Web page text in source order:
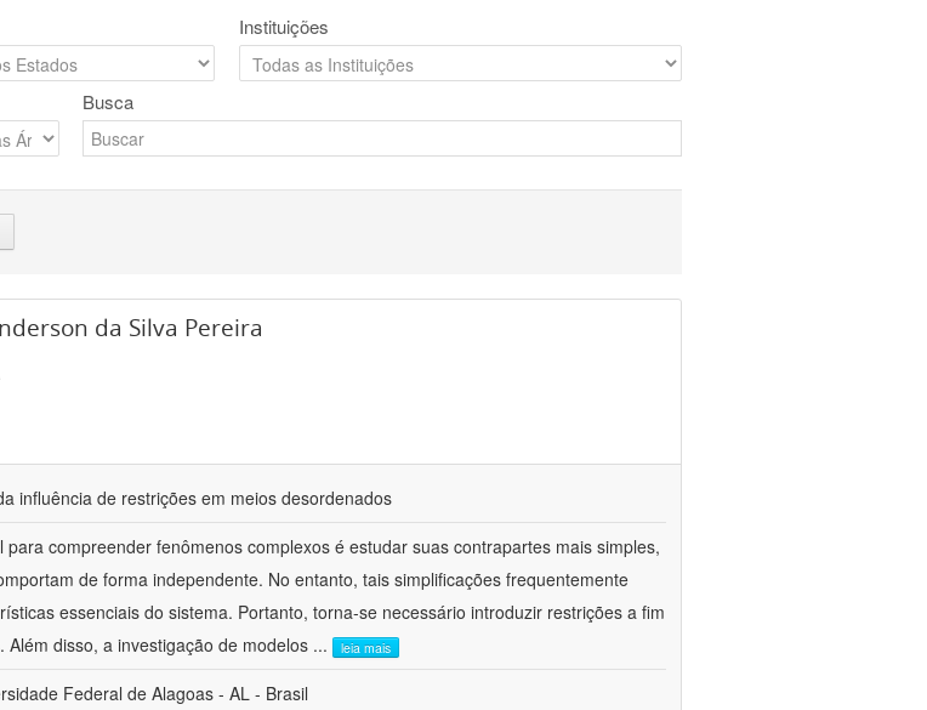
Instituições
Busca
da Silva Pereira
influência de restrições em meios desordenados
para compreender fenômenos complexos é estudar suas contrapartes mais simples,
de forma independente. No entanto, tais simplificações frequentemente
essenciais do sistema. Portanto, torna-se necessário introduzir restrições a fim
disso, a investigação de modelos ... leia mais
Federal de Alagoas - AL - Brasil